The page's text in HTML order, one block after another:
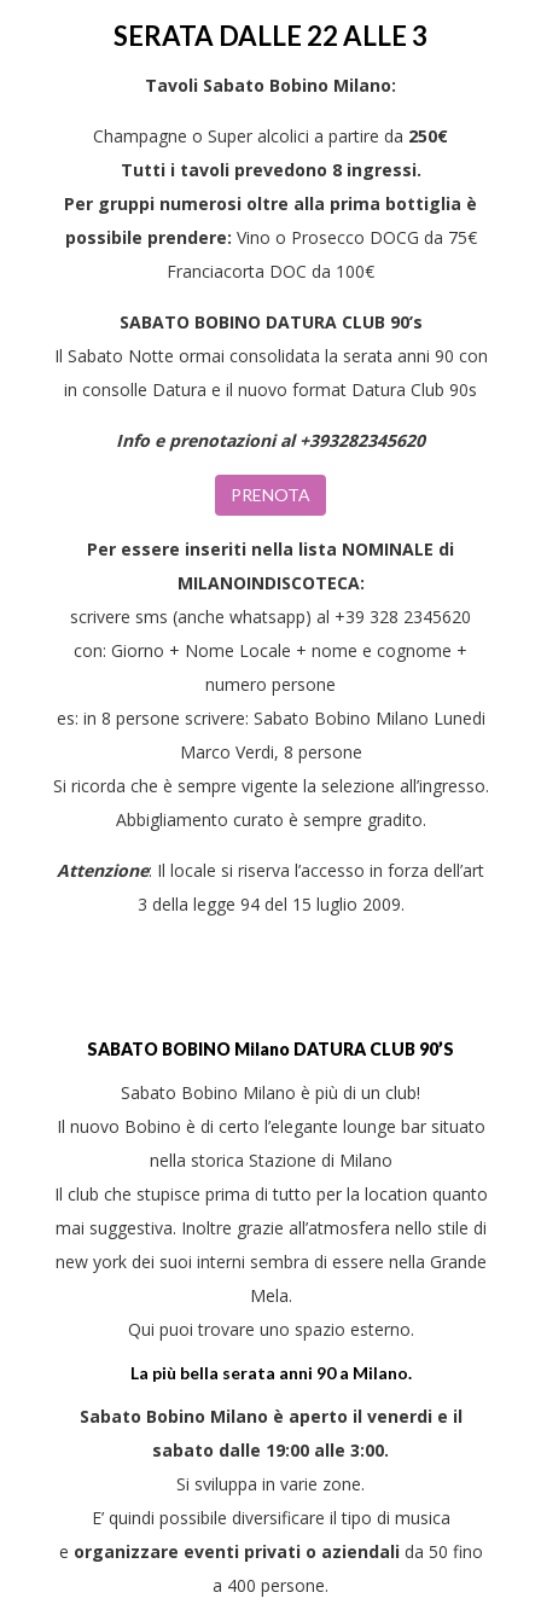
SERATA DALLE 22 ALLE 3
Tavoli Sabato Bobino Milano:
Champagne o Super alcolici a partire da 250€
Tutti i tavoli prevedono 8 ingressi.
Per gruppi numerosi oltre alla prima bottiglia è
possibile prendere: Vino o Prosecco DOCG da 75€
Franciacorta DOC da 100€
SABATO BOBINO DATURA CLUB 90’s
Il Sabato Notte ormai consolidata la serata anni 90 con
in consolle Datura e il nuovo format Datura Club 90s
Info e prenotazioni al +393282345620
PRENOTA
Per essere inseriti nella lista NOMINALE di
MILANOINDISCOTECA:
scrivere sms (anche whatsapp) al +39 328 2345620
con: Giorno + Nome Locale + nome e cognome +
numero persone
es: in 8 persone scrivere: Sabato Bobino Milano Lunedi
Marco Verdi, 8 persone
Si ricorda che è sempre vigente la selezione all’ingresso.
Abbigliamento curato è sempre gradito.
Attenzione: Il locale si riserva l’accesso in forza dell’art
3 della legge 94 del 15 luglio 2009.
SABATO BOBINO Milano DATURA CLUB 90’S
Sabato Bobino Milano è più di un club!
Il nuovo Bobino è di certo l’elegante lounge bar situato
nella storica Stazione di Milano
Il club che stupisce prima di tutto per la location quanto
mai suggestiva. Inoltre grazie all’atmosfera nello stile di
new york dei suoi interni sembra di essere nella Grande
Mela.
Qui puoi trovare uno spazio esterno.
La più bella serata anni 90 a Milano.
Sabato Bobino Milano è aperto il venerdi e il
sabato dalle 19:00 alle 3:00.
Si sviluppa in varie zone.
E’ quindi possibile diversificare il tipo di musica
e organizzare eventi privati o aziendalida 50 fino
a 400 persone.